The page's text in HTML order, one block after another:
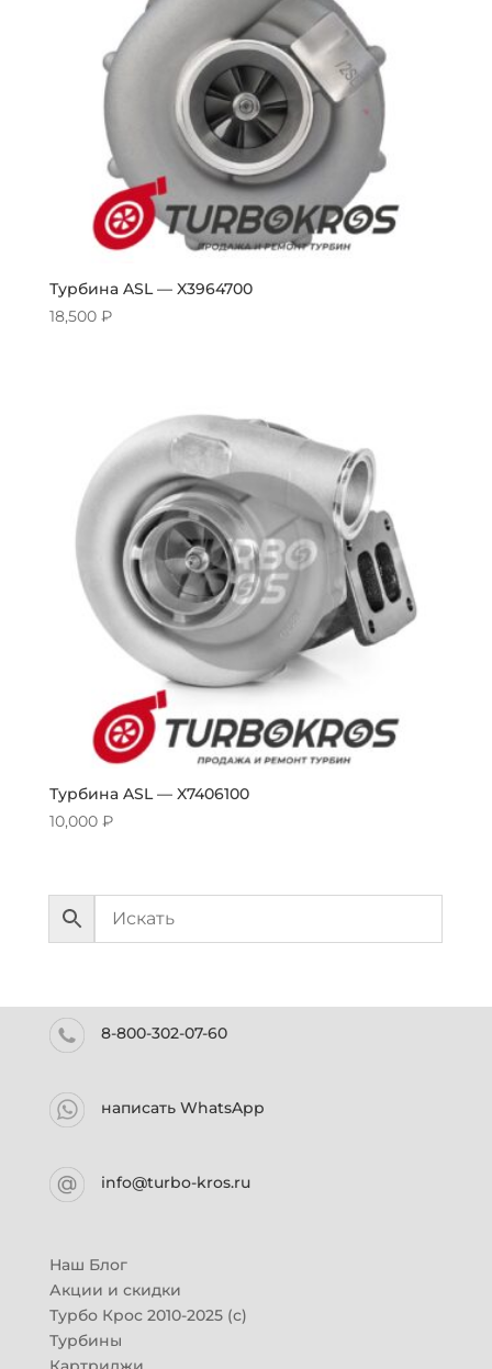
Турбина ASL — X3964700
18,500 ₽
Турбина ASL — X7406100
10,000 ₽
8-800-302-07-60
написать WhatsApp
info@turbo-kros.ru
Наш Блог
Акции и скидки
Турбо Крос 2010-2025 (с)
Турбины